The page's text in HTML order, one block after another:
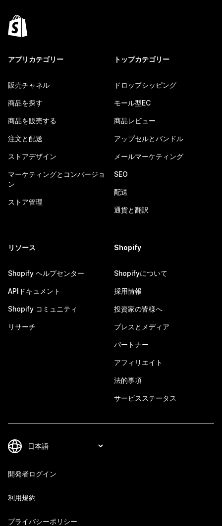
アプリカテゴリー
販売チャネル
商品を探す
商品を販売する
注文と配送
ストアデザイン
マーケティングとコンバージョ
ン
ストア管理
トップカテゴリー
ドロップシッピング
モール型EC
商品レビュー
アップセルとバンドル
メールマーケティング
SEO
配送
通貨と翻訳
リソース
Shopify ヘルプセンター
APIドキュメント
Shopify コミュニティ
リサーチ
Shopify
Shopifyについて
採用情報
投資家の皆様へ
プレスとメディア
パートナー
アフィリエイト
法的事項
サービスステータス
開発者ログイン
利用規約
プライバシーポリシー